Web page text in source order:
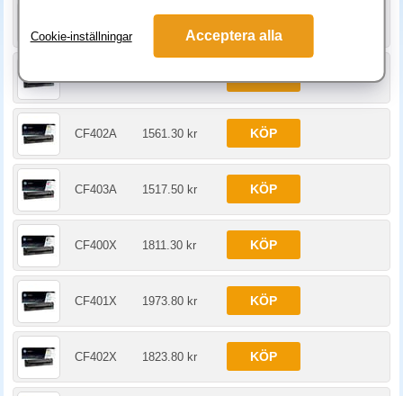
1336.30 kr
CF401A 1517.50 kr
CF402A 1561.30 kr KÖP
CF403A 1517.50 kr KÖP
CF400X 1811.30 kr KÖP
CF401X 1973.80 kr KÖP
CF402X 1823.80 kr KÖP
Cookie-inställningar Acceptera alla